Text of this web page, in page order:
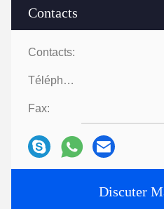
Contacts
Contacts:
Téléphone:
Fax:
Discuter